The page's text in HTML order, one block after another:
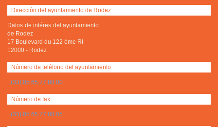
Dirección del ayuntamiento de Rodez
Datos de intéres del ayuntamiento
de Rodez
17 Boulevard du 122 ème RI
12000 - Rodez
Número de teléfono del ayuntamiento
+(33) 05 65 77 88 00
Número de fax
+(33) 05 65 77 88 05